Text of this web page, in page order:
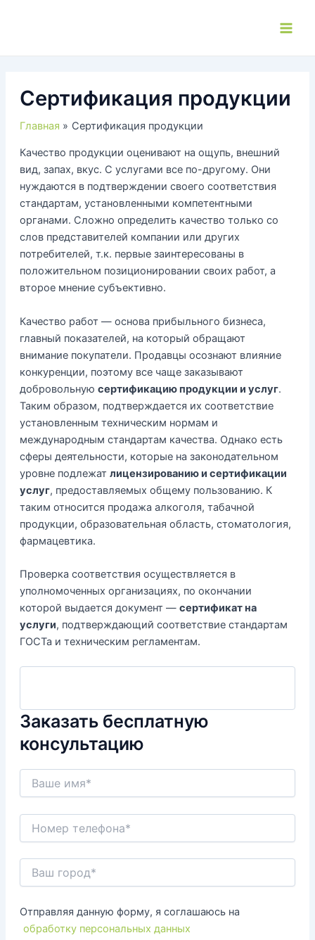
Сертификация продукции
Главная Сертификация продукции
Качество продукции оценивают на ощупь, внешний
вид, запах, вкус. С услугами все по-другому. Они
нуждаются в подтверждении своего соответствия
стандартам, установленными компетентными
органами. Сложно определить качество только со
слов представителей компании или других
потребителей, т.к. первые заинтересованы в
положительном позиционировании своих работ, а
второе мнение субъективно.
Качество работ — основа прибыльного бизнеса,
главный показателей, на который обращают
внимание покупатели. Продавцы осознают влияние
конкуренции, поэтому все чаще заказывают
добровольную сертификацию продукции и услуг.
Таким образом, подтверждается их соответствие
установленным техническим нормам и
международным стандартам качества. Однако есть
сферы деятельности, которые на законодательном
уровне подлежат лицензированию и сертификации
услуг, предоставляемых общему пользованию. К
таким относится продажа алкоголя, табачной
продукции, образовательная область, стоматология,
фармацевтика.
Проверка соответствия осуществляется в
уполномоченных организациях, по окончании
которой выдается документ — сертификат на
услуги, подтверждающий соответствие стандартам
ГОСТа и техническим регламентам.
Заказать бесплатную
консультацию
Отправляя данную форму, я соглашаюсь на
обработку персональных данных